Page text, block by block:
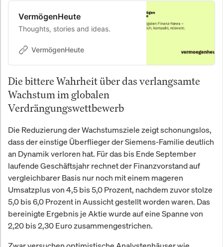
VermögenHeute
Thoughts, stories and ideas.
VermögenHeute
Die bittere Wahrheit über das verlangsamte
Wachstum im globalen
Verdrängungswettbewerb
Die Reduzierung der Wachstumsziele zeigt schonungslos,
dass der einstige Überflieger der Siemens-Familie deutlich
an Dynamik verloren hat. Für das bis Ende September
laufende Geschäftsjahr rechnet der Finanzvorstand auf
vergleichbarer Basis nur noch mit einem mageren
Umsatzplus von 4,5 bis 5,0 Prozent, nachdem zuvor stolze
5,0 bis 6,0 Prozent in Aussicht gestellt worden waren. Das
bereinigte Ergebnis je Aktie wurde auf eine Spanne von
2,20 bis 2,30 Euro zusammengestrichen.